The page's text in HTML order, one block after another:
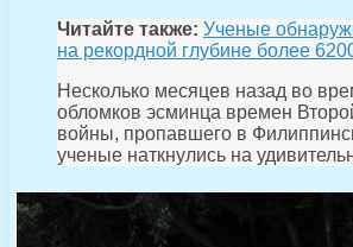
Читайте также: Ученые
на рекордной глубине более
Несколько месяцев назад во
обломков эсминца времен
войны, пропавшего в
ученые наткнулись на